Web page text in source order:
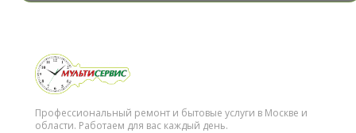
Профессиональный ремонт и бытовые услуги в Москве и
области. Работаем для вас каждый день.